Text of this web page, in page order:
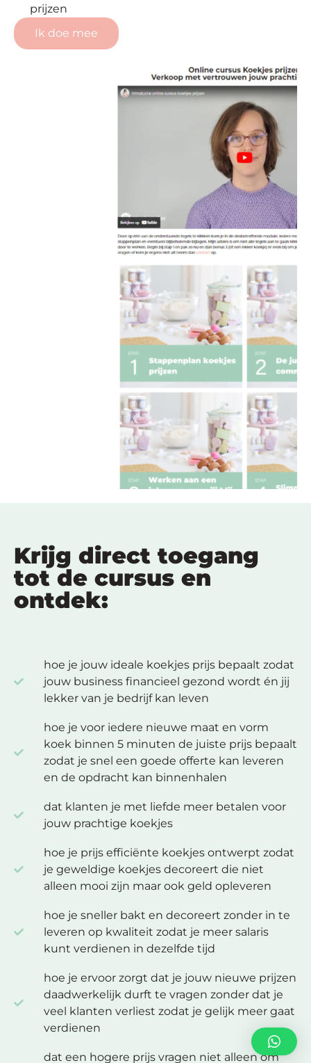
prijzen
Ik doe mee
Krijg direct toegang
tot de cursus en
ontdek:
hoe je jouw ideale koekjes prijs bepaalt zodat
jouw business financieel gezond wordt én jij
lekker van je bedrijf kan leven
hoe je voor iedere nieuwe maat en vorm
koek binnen 5 minuten de juiste prijs bepaalt
zodat je snel een goede offerte kan leveren
en de opdracht kan binnenhalen
dat klanten je met liefde meer betalen voor
jouw prachtige koekjes
hoe je prijs efficiënte koekjes ontwerpt zodat
je geweldige koekjes decoreert die niet
alleen mooi zijn maar ook geld opleveren
hoe je sneller bakt en decoreert zonder in te
leveren op kwaliteit zodat je meer salaris
kunt verdienen in dezelfde tijd
hoe je ervoor zorgt dat je jouw nieuwe prijzen
daadwerkelijk durft te vragen zonder dat je
veel klanten verliest zodat je gelijk meer gaat
verdienen
dat een hogere prijs vragen niet alleen om